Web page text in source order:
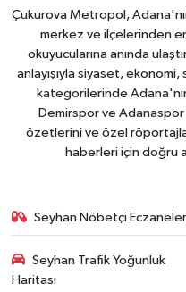
Çukurova Metropol,
merkez ve ilçelerinden
okuyucularına anında
anlayışıyla siyaset,
kategorilerinde
Demirspor ve
özetlerini ve özel
haberleri için doğru
Seyhan Nöbetçi Eczaneler
Seyhan Trafik Yoğunluk
Haritası